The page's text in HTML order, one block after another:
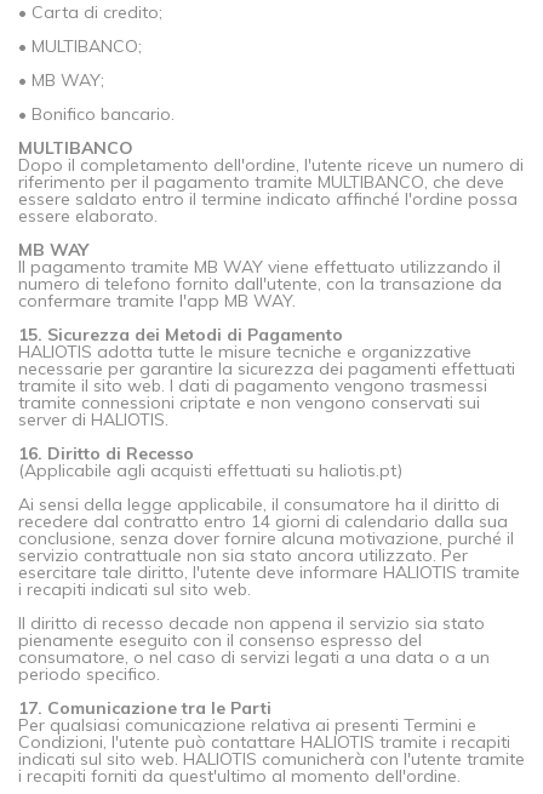
• Carta di credito;
• MULTIBANCO;
• MB WAY;
• Bonifico bancario.
MULTIBANCO
Dopo il completamento dell'ordine, l'utente riceve un numero di
riferimento per il pagamento tramite MULTIBANCO, che deve
essere saldato entro il termine indicato affinché l'ordine possa
essere elaborato.
MB WAY
Il pagamento tramite MB WAY viene effettuato utilizzando il
numero di telefono fornito dall'utente, con la transazione da
confermare tramite l'app MB WAY.
15. Sicurezza dei Metodi di Pagamento
HALIOTIS adotta tutte le misure tecniche e organizzative
necessarie per garantire la sicurezza dei pagamenti effettuati
tramite il sito web. I dati di pagamento vengono trasmessi
tramite connessioni criptate e non vengono conservati sui
server di HALIOTIS.
16. Diritto di Recesso
(Applicabile agli acquisti effettuati su haliotis.pt)
Ai sensi della legge applicabile, il consumatore ha il diritto di
recedere dal contratto entro 14 giorni di calendario dalla sua
conclusione, senza dover fornire alcuna motivazione, purché il
servizio contrattuale non sia stato ancora utilizzato. Per
esercitare tale diritto, l'utente deve informare HALIOTIS tramite
i recapiti indicati sul sito web.
Il diritto di recesso decade non appena il servizio sia stato
pienamente eseguito con il consenso espresso del
consumatore, o nel caso di servizi legati a una data o a un
periodo specifico.
17. Comunicazione tra le Parti
Per qualsiasi comunicazione relativa ai presenti Termini e
Condizioni, l'utente può contattare HALIOTIS tramite i recapiti
indicati sul sito web. HALIOTIS comunicherà con l'utente tramite
i recapiti forniti da quest'ultimo al momento dell'ordine.